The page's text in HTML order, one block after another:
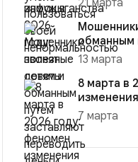
21 марта
обманным
13 марта
8 марта в
7 марта